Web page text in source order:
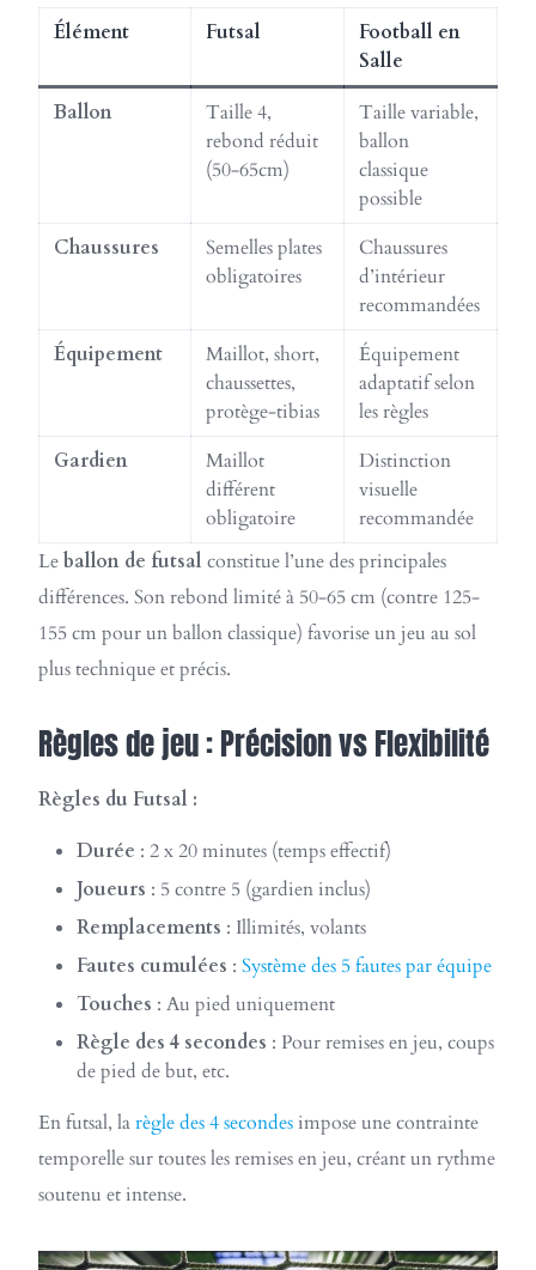
Élément Futsal
Football en
Salle
Ballon
Taille 4,
rebond réduit
(50-65cm)
Taille variable,
ballon
classique
possible
Chaussures
Semelles plates
obligatoires
Chaussures
d’intérieur
recommandées
Équipement
Maillot, short,
chaussettes,
protège-tibias
Équipement
adaptatif selon
les règles
Gardien
Maillot
différent
obligatoire
Distinction
visuelle
recommandée
Leballon de futsal constitue l’une des principales
différences. Son rebond limité à 50-65 cm (contre 125-
155 cm pour un ballon classique) favorise un jeu au sol
plus technique et précis.
Règles de jeu : Précision vs Flexibilité
Règles du Futsal :
Durée : 2 x 20 minutes (temps effectif)
Joueurs : 5 contre 5 (gardien inclus)
Remplacements : Illimités, volants
Fautes cumulées : Système des 5 fautes par équipe
Touches : Au pied uniquement
Règle des 4 secondes : Pour remises en jeu, coups
de pied de but, etc.
En futsal, larègle des 4 secondes impose une contrainte
temporelle sur toutes les remises en jeu, créant un rythme
soutenu et intense.